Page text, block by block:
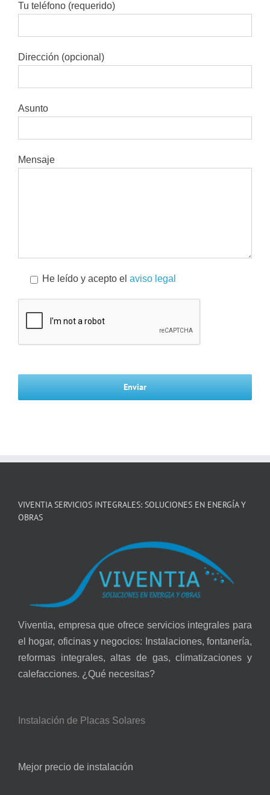
Tu teléfono (requerido)
Dirección (opcional)
Asunto
Mensaje
He leído y acepto el aviso legal
VIVENTIA SERVICIOS INTEGRALES: SOLUCIONES EN ENERGÍA Y
OBRAS
Viventia, empresa que ofrece servicios integrales para
el hogar, oficinas y negocios: Instalaciones, fontanería,
reformas integrales, altas de gas, climatizaciones y
calefacciones. ¿Qué necesitas?
Instalación de Placas Solares
Mejor precio de instalación